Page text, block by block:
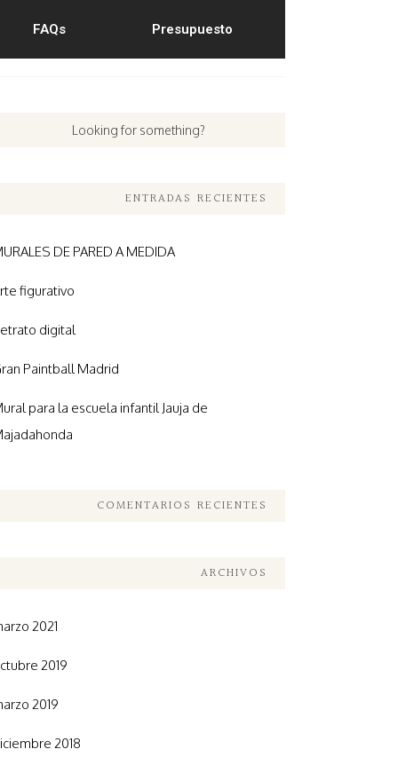
FAQs Presupuesto
ENTRADAS RECIENTES
DE PARED A MEDIDA
figurativo
digital
Paintball Madrid
para la escuela infantil Jauja de
COMENTARIOS RECIENTES
ARCHIVOS
2021
2019
2019
2018